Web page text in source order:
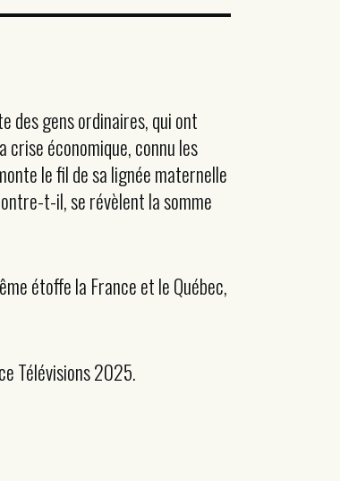
des gens ordinaires, qui ont
crise économique, connu les
le fil de sa lignée maternelle
t-il, se révèlent la somme
étoffe la France et le Québec,
Télévisions 2025.